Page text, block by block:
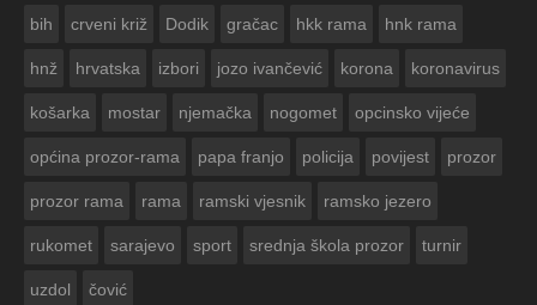
bih crveni križ Dodik gračac hkk rama hnk rama
hnž hrvatska izbori jozo ivančević korona koronavirus
košarka mostar njemačka nogomet opcinsko vijeće
općina prozor-rama papa franjo policija povijest prozor
prozor rama rama ramski vjesnik ramsko jezero
rukomet sarajevo sport srednja škola prozor turnir
uzdol čović